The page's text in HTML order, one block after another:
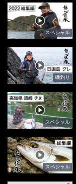
スペシャル
磯釣り
スペシャル
スペシャル